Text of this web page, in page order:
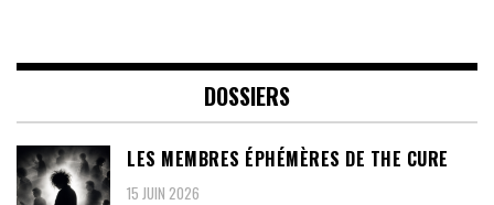
DOSSIERS
LES MEMBRES ÉPHÉMÈRES DE THE CURE
15 JUIN 2026